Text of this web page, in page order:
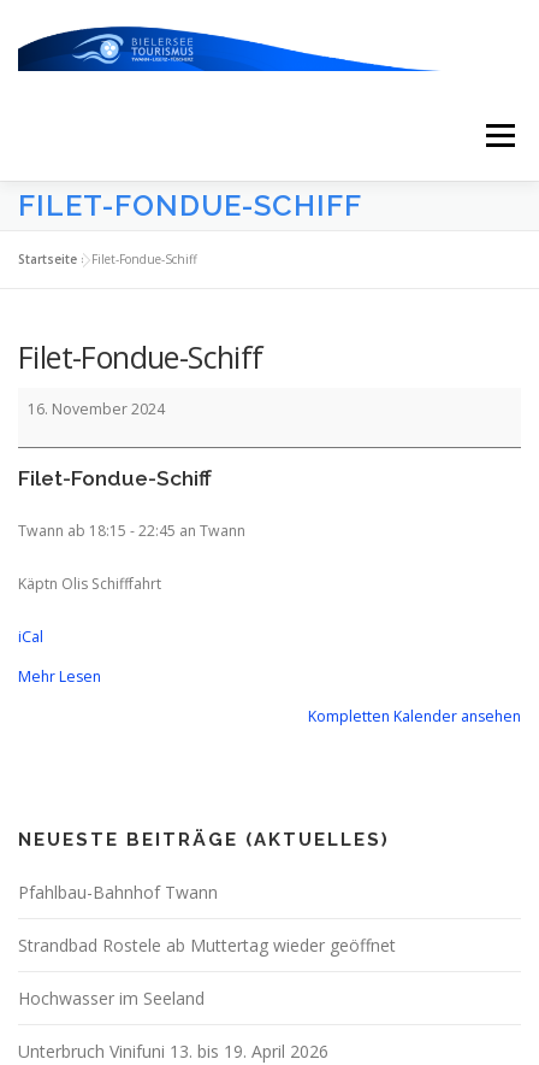
Menü
ESSEN/TRINKEN/SCHLAFEN
FILET-FONDUE-SCHIFF
Startseite »Filet-Fondue-Schiff
Filet-Fondue-Schiff
Schiff
16. November 2024
Filet-Fondue-Schiff
Twann ab 18:15 - 22:45 an Twann
Käptn Olis Schifffahrt
iCal
Mehr Lesen
Kompletten Kalender ansehen
NEUESTE BEITRÄGE (AKTUELLES)
Pfahlbau-Bahnhof Twann
Strandbad Rostele ab Muttertag wieder geöffnet
Hochwasser im Seeland
Unterbruch Vinifuni 13. bis 19. April 2026